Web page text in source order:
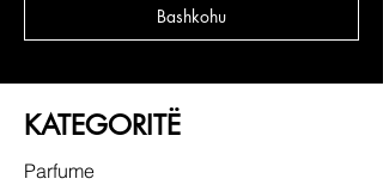
Bashkohu
KATEGORITË
Parfume